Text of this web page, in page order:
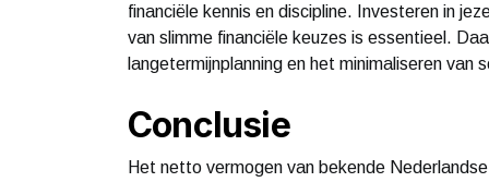
financiële kennis en discipline. Investeren in
van slimme financiële keuzes is essentieel.
langetermijnplanning en het minimaliseren van
Conclusie
Het netto vermogen van bekende